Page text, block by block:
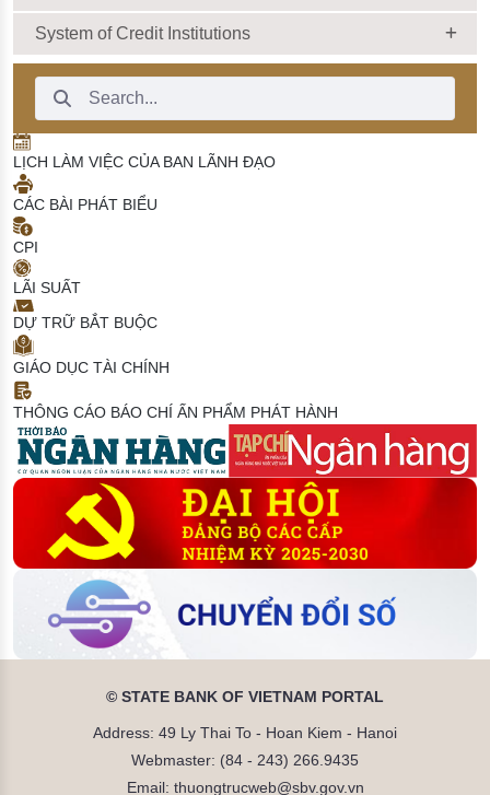
System of Credit Institutions
Search Bar
LỊCH LÀM VIỆC CỦA BAN LÃNH ĐẠO
CÁC BÀI PHÁT BIỂU
CPI
LÃI SUẤT
DỰ TRỮ BẮT BUỘC
GIÁO DỤC TÀI CHÍNH
THÔNG CÁO BÁO CHÍ ẤN PHẨM PHÁT HÀNH
© STATE BANK OF VIETNAM PORTAL
Address: 49 Ly Thai To - Hoan Kiem - Hanoi
Webmaster: (84 - 243) 266.9435
Email: thuongtrucweb@sbv.gov.vn